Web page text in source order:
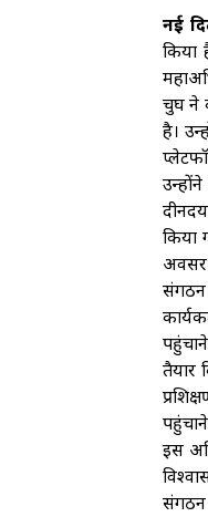
नई
किया
चुघ ने
है।
किया
अवसर
संगठन
तैयार
इस
संगठन